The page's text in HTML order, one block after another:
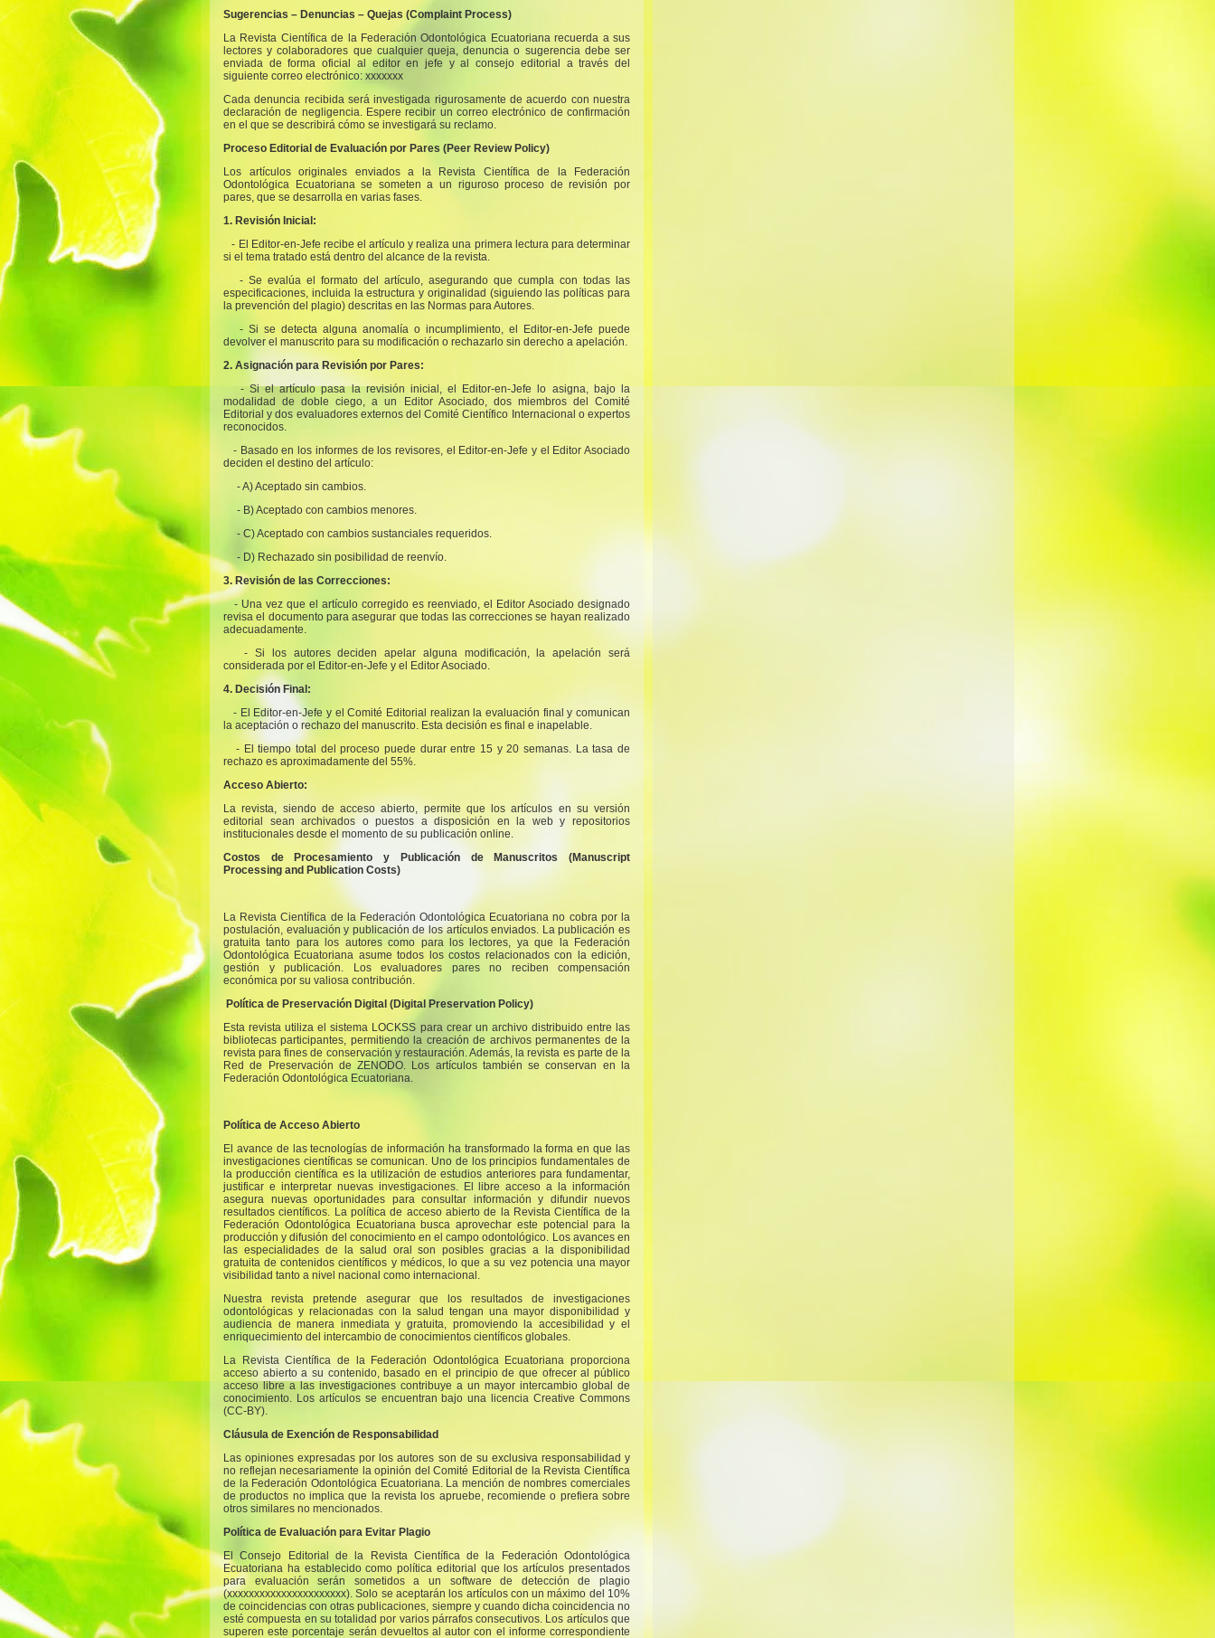
Sugerencias – Denuncias – Quejas (Complaint Process)
La Revista Científica de la Federación Odontológica Ecuatoriana recuerda a sus
lectores y colaboradores que cualquier queja, denuncia o sugerencia debe ser
enviada de forma oficial al editor en jefe y al consejo editorial a través del
siguiente correo electrónico: xxxxxxx
Cada denuncia recibida será investigada rigurosamente de acuerdo con nuestra
declaración de negligencia. Espere recibir un correo electrónico de confirmación
en el que se describirá cómo se investigará su reclamo.
Proceso Editorial de Evaluación por Pares (Peer Review Policy)
Los artículos originales enviados a la Revista Científica de la Federación
Odontológica Ecuatoriana se someten a un riguroso proceso de revisión por
pares, que se desarrolla en varias fases.
1. Revisión Inicial:
- El Editor-en-Jefe recibe el artículo y realiza una primera lectura para determinar
si el tema tratado está dentro del alcance de la revista.
- Se evalúa el formato del artículo, asegurando que cumpla con todas las
especificaciones, incluida la estructura y originalidad (siguiendo las políticas para
la prevención del plagio) descritas en las Normas para Autores.
- Si se detecta alguna anomalía o incumplimiento, el Editor-en-Jefe puede
devolver el manuscrito para su modificación o rechazarlo sin derecho a apelación.
2. Asignación para Revisión por Pares:
- Si el artículo pasa la revisión inicial, el Editor-en-Jefe lo asigna, bajo la
modalidad de doble ciego, a un Editor Asociado, dos miembros del Comité
Editorial y dos evaluadores externos del Comité Científico Internacional o expertos
reconocidos.
- Basado en los informes de los revisores, el Editor-en-Jefe y el Editor Asociado
deciden el destino del artículo:
- A) Aceptado sin cambios.
- B) Aceptado con cambios menores.
- C) Aceptado con cambios sustanciales requeridos.
- D) Rechazado sin posibilidad de reenvío.
3. Revisión de las Correcciones:
- Una vez que el artículo corregido es reenviado, el Editor Asociado designado
revisa el documento para asegurar que todas las correcciones se hayan realizado
adecuadamente.
- Si los autores deciden apelar alguna modificación, la apelación será
considerada por el Editor-en-Jefe y el Editor Asociado.
4. Decisión Final:
- El Editor-en-Jefe y el Comité Editorial realizan la evaluación final y comunican
la aceptación o rechazo del manuscrito. Esta decisión es final e inapelable.
- El tiempo total del proceso puede durar entre 15 y 20 semanas. La tasa de
rechazo es aproximadamente del 55%.
Acceso Abierto:
La revista, siendo de acceso abierto, permite que los artículos en su versión
editorial sean archivados o puestos a disposición en la web y repositorios
institucionales desde el momento de su publicación online.
Costos de Procesamiento y Publicación de Manuscritos (Manuscript
Processing and Publication Costs)
La Revista Científica de la Federación Odontológica Ecuatoriana no cobra por la
postulación, evaluación y publicación de los artículos enviados. La publicación es
gratuita tanto para los autores como para los lectores, ya que la Federación
Odontológica Ecuatoriana asume todos los costos relacionados con la edición,
gestión y publicación. Los evaluadores pares no reciben compensación
económica por su valiosa contribución.
Política de Preservación Digital (Digital Preservation Policy)
Esta revista utiliza el sistema LOCKSS para crear un archivo distribuido entre las
bibliotecas participantes, permitiendo la creación de archivos permanentes de la
revista para fines de conservación y restauración. Además, la revista es parte de la
Red de Preservación de ZENODO. Los artículos también se conservan en la
Federación Odontológica Ecuatoriana.
Política de Acceso Abierto
El avance de las tecnologías de información ha transformado la forma en que las
investigaciones científicas se comunican. Uno de los principios fundamentales de
la producción científica es la utilización de estudios anteriores para fundamentar,
justificar e interpretar nuevas investigaciones. El libre acceso a la información
asegura nuevas oportunidades para consultar información y difundir nuevos
resultados científicos. La política de acceso abierto de la Revista Científica de la
Federación Odontológica Ecuatoriana busca aprovechar este potencial para la
producción y difusión del conocimiento en el campo odontológico. Los avances en
las especialidades de la salud oral son posibles gracias a la disponibilidad
gratuita de contenidos científicos y médicos, lo que a su vez potencia una mayor
visibilidad tanto a nivel nacional como internacional.
Nuestra revista pretende asegurar que los resultados de investigaciones
odontológicas y relacionadas con la salud tengan una mayor disponibilidad y
audiencia de manera inmediata y gratuita, promoviendo la accesibilidad y el
enriquecimiento del intercambio de conocimientos científicos globales.
La Revista Científica de la Federación Odontológica Ecuatoriana proporciona
acceso abierto a su contenido, basado en el principio de que ofrecer al público
acceso libre a las investigaciones contribuye a un mayor intercambio global de
conocimiento. Los artículos se encuentran bajo una licencia Creative Commons
(CC-BY).
Cláusula de Exención de Responsabilidad
Las opiniones expresadas por los autores son de su exclusiva responsabilidad y
no reflejan necesariamente la opinión del Comité Editorial de la Revista Científica
de la Federación Odontológica Ecuatoriana. La mención de nombres comerciales
de productos no implica que la revista los apruebe, recomiende o prefiera sobre
otros similares no mencionados.
Política de Evaluación para Evitar Plagio
El Consejo Editorial de la Revista Científica de la Federación Odontológica
Ecuatoriana ha establecido como política editorial que los artículos presentados
para evaluación serán sometidos a un software de detección de plagio
(xxxxxxxxxxxxxxxxxxxxxx). Solo se aceptarán los artículos con un máximo del 10%
de coincidencias con otras publicaciones, siempre y cuando dicha coincidencia no
esté compuesta en su totalidad por varios párrafos consecutivos. Los artículos que
superen este porcentaje serán devueltos al autor con el informe correspondiente